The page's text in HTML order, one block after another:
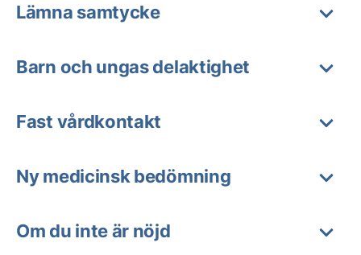
Lämna samtycke
Barn och ungas delaktighet
Fast vårdkontakt
Ny medicinsk bedömning
Om du inte är nöjd